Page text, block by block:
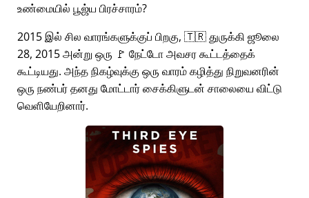
உண்மையில் பூஜ்ய பிரச்சாரம்?
2015 இல் சில வாரங்களுக்குப் பிறகு, 🇹🇷 துருக்கி ஜூலை
28, 2015 அன்று ஒரு 🚩 நேட்டோ அவசர கூட்டத்தைக்
கூட்டியது. அந்த நிகழ்வுக்கு ஒரு வாரம் கழித்து நிறுவனரின்
ஒரு நண்பர் தனது மோட்டார் சைக்கிளுடன் சாலையை விட்டு
வெளியேறினார்.